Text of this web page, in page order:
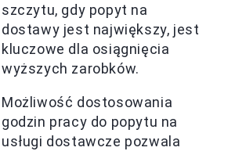
szczytu, gdy popyt na
dostawy jest największy, jest
kluczowe dla osiągnięcia
wyższych zarobków.
Możliwość dostosowania
godzin pracy do popytu na
usługi dostawcze pozwala